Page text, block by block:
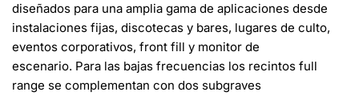
diseñados para una amplia gama de aplicaciones desde
instalaciones fijas, discotecas y bares, lugares de culto,
eventos corporativos, front fill y monitor de
escenario. Para las bajas frecuencias los recintos full
range se complementan con dos subgraves